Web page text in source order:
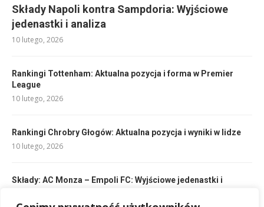
Składy Napoli kontra Sampdoria: Wyjściowe
jedenastki i analiza
10 lutego, 2026
Rankingi Tottenham: Aktualna pozycja i forma w Premier
League
10 lutego, 2026
Rankingi Chrobry Głogów: Aktualna pozycja i wyniki w lidze
10 lutego, 2026
Składy: AC Monza – Empoli FC: Wyjściowe jedenastki i
10 lutego, 2026